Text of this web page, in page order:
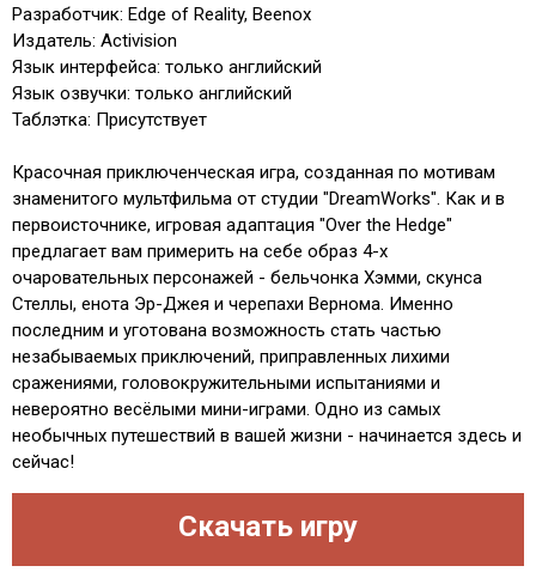
Разработчик: Edge of Reality, Beenox
Издатель: Activision
Язык интерфейса: только английский
Язык озвучки: только английский
Таблэтка: Присутствует
Красочная приключенческая игра, созданная по мотивам
знаменитого мультфильма от студии "DreamWorks". Как и в
первоисточнике, игровая адаптация "Over the Hedge"
предлагает вам примерить на себе образ 4-х
очаровательных персонажей - бельчонка Хэмми, скунса
Стеллы, енота Эр-Джея и черепахи Вернома. Именно
последним и уготована возможность стать частью
незабываемых приключений, приправленных лихими
сражениями, головокружительными испытаниями и
невероятно весёлыми мини-играми. Одно из самых
необычных путешествий в вашей жизни - начинается здесь и
сейчас!
Скачать игру